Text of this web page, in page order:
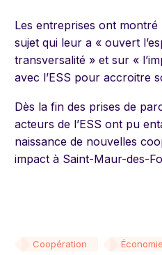
Les entreprises ont
sujet qui leur a « ouvert
transversalité » et sur «
avec l’ESS pour accroitre
Dès la fin des prises de
acteurs de l’ESS ont pu
naissance de nouvelles
impact à Saint-Maur-des-
Coopération